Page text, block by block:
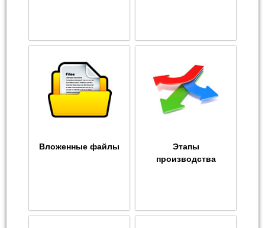
Вложенные файлы
Этапы
производства